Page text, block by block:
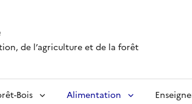
de l’agriculture et de la forêt
Bois Alimentation